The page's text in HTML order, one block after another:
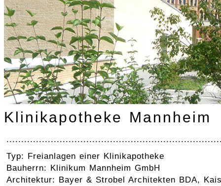
Klinikapotheke Mannheim
Typ: Freianlagen einer Klinikapotheke
Bauherrn: Klinikum Mannheim GmbH
Architektur: Bayer & Strobel Architekten BDA,